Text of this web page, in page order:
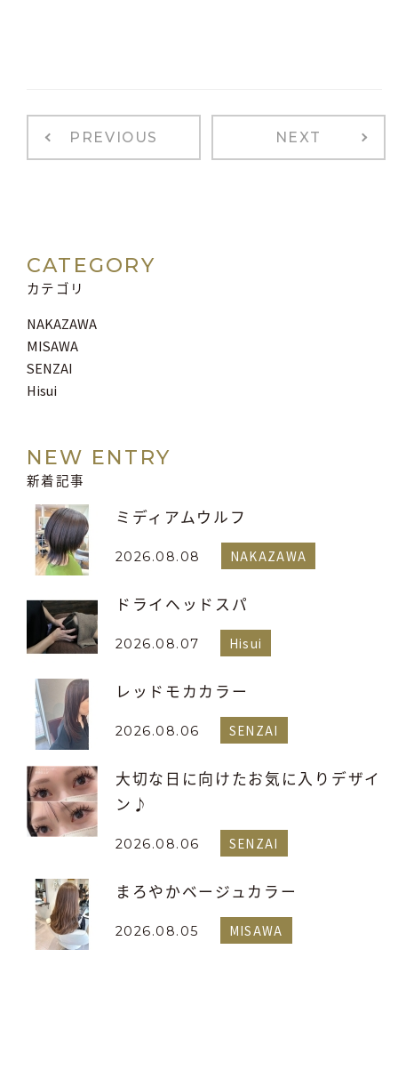
PREVIOUS NEXT
CATEGORY
カテゴリ
NAKAZAWA
MISAWA
SENZAI
Hisui
NEW ENTRY
新着記事
ミディアムウルフ
2026.08.08 NAKAZAWA
ドライヘッドスパ
2026.08.07 Hisui
レッドモカカラー
2026.08.06 SENZAI
大切な日に向けたお気に入りデザイ
ン♪
2026.08.06 SENZAI
まろやかベージュカラー
2026.08.05 MISAWA